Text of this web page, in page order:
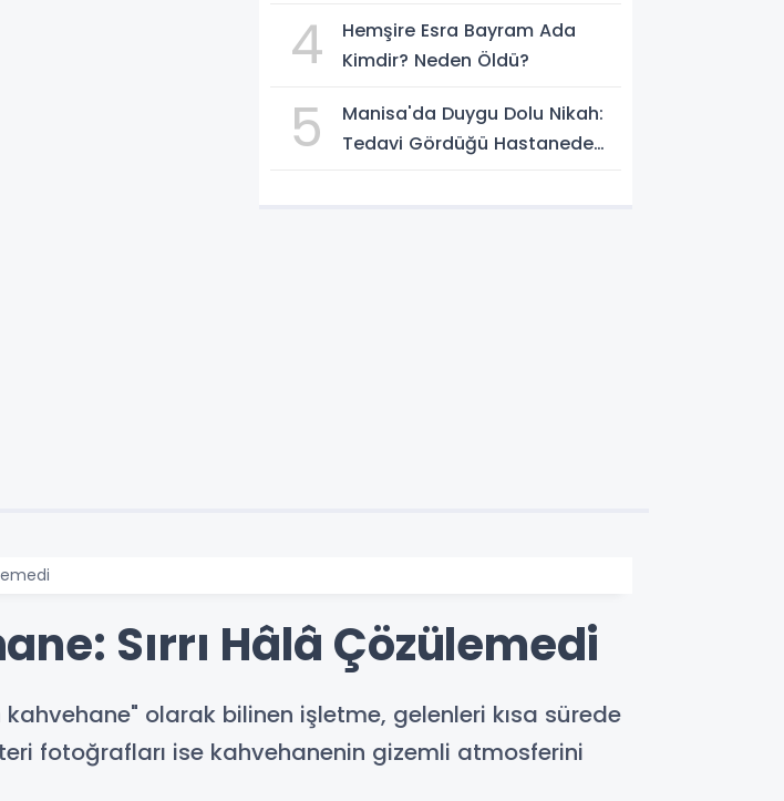
4
Hemşire Esra Bayram Ada
Kimdir? Neden Öldü?
5
Manisa'da Duygu Dolu Nikah:
Tedavi Gördüğü Hastanede
Sırrı Hâlâ Çözülemedi
kahvehane" olarak bilinen işletme, gelenleri kısa sürede
fotoğrafları ise kahvehanenin gizemli atmosferini